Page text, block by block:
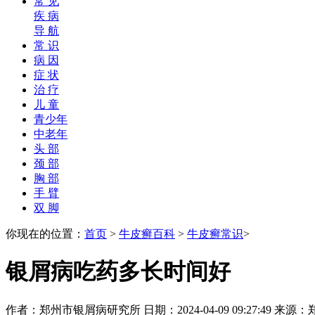
疾 病
导 航
常 识
病 因
症 状
治 疗
儿 童
青少年
中老年
头 部
颈 部
胸 部
手 臂
双 脚
你现在的位置： 首页 > 牛皮癣百科 > 牛皮癣常识>
银屑病吃药多长时间好
作者：郑州市银屑病研究所 日期：2024-04-09 09:27:49 来源：